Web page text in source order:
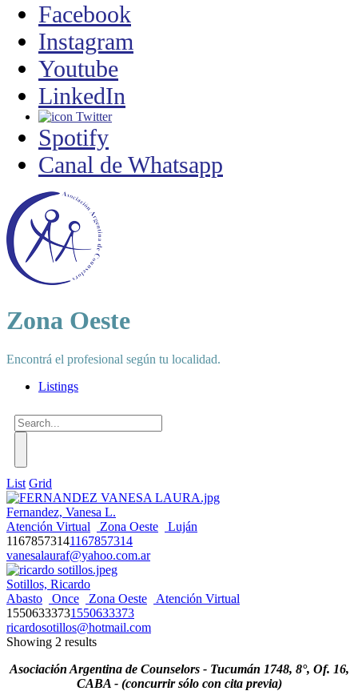
Facebook
Instagram
Youtube
LinkedIn
Twitter
Spotify
Canal de Whatsapp
Zona Oeste
Encontrá el profesional según tu localidad.
Listings
List Grid
Fernandez, Vanesa L.
Atención Virtual
Zona Oeste
Luján
11678573141167857314
vanesalauraf@yahoo.com.ar
Sotillos, Ricardo
Abasto
Once Zona Oeste
Atención Virtual
15506333731550633373
ricardosotillos@hotmail.com
Showing 2 results
Asociación Argentina de Counselors - Tucumán 1748, 8°, Of. 16,
CABA - (concurrir sólo con cita previa)